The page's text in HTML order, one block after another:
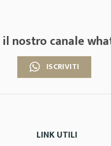
il nostro canale
ISCRIVITI
LINK UTILI